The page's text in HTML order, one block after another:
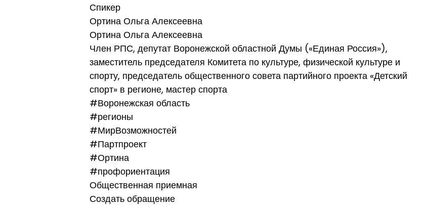
Спикер
Ортина Ольга Алексеевна
Ортина Ольга Алексеевна
Член РПС, депутат Воронежской областной Думы («Единая Россия»),
заместитель председателя Комитета по культуре, физической культуре и
спорту, председатель общественного совета партийного проекта «Детский
спорт» в регионе, мастер спорта
#Воронежская область
#регионы
#МирВозможностей
#Партпроект
#Ортина
#профориентация
Общественная приемная
Создать обращение